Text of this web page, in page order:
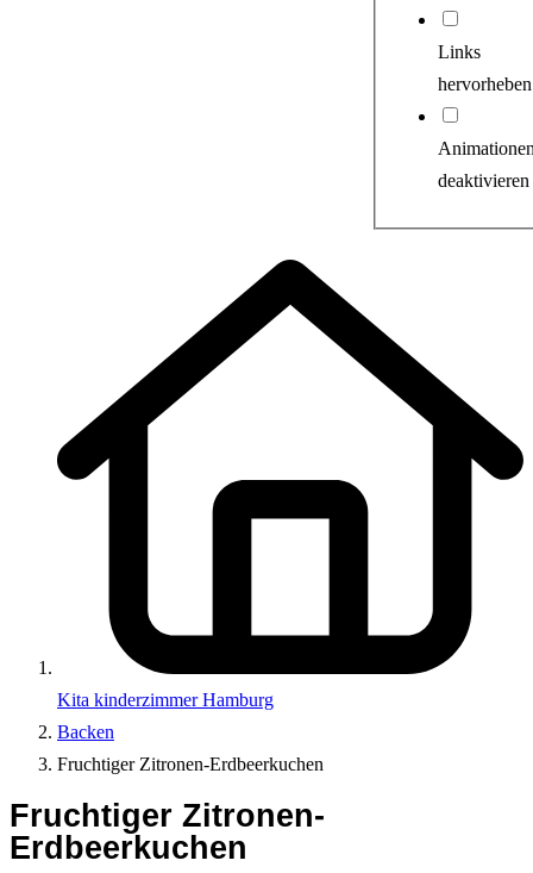
Links
hervorheben
deaktivieren
Kita kinderzimmer Hamburg
Backen
Fruchtiger Zitronen-Erdbeerkuchen
Fruchtiger Zitronen-
Erdbeerkuchen